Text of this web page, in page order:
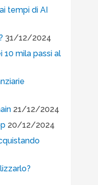
tempi di AI
31/12/2024
10 mila passi al
21/12/2024
20/12/2024